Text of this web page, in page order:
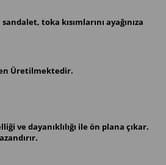
toka kısımlarını ayağınıza
Üretilmektedir.
ve dayanıklılığı ile ön plana çıkar.